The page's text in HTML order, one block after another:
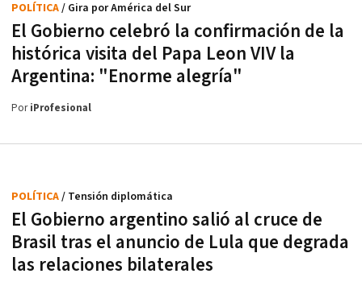
El Gobierno celebró la confirmación de la
histórica visita del Papa Leon VIV la
Argentina: "Enorme alegría"
POLÍTICA/ Gira por América del Sur
PoriProfesional
El Gobierno argentino salió al cruce de
Brasil tras el anuncio de Lula que degrada
las relaciones bilaterales
POLÍTICA/ Tensión diplomática